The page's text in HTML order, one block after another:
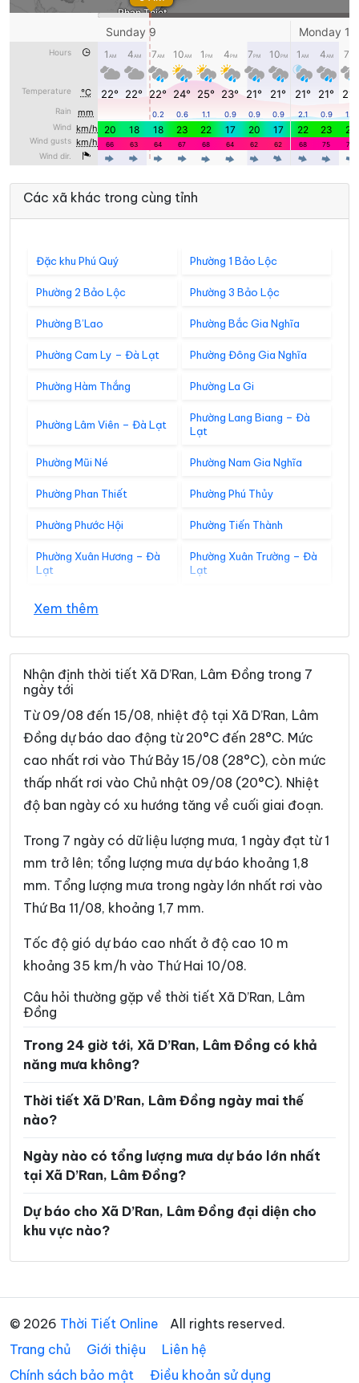
Các xã khác trong cùng tỉnh
Đặc khu Phú Quý Phường 1 Bảo Lộc
Phường 2 Bảo Lộc Phường 3 Bảo Lộc
Phường B’Lao Phường Bắc Gia Nghĩa
Phường Cam Ly – Đà Lạt Phường Đông Gia Nghĩa
Phường Hàm Thắng Phường La Gi
Phường Lâm Viên – Đà Lạt
Phường Lang Biang – Đà
Lạt
Phường Mũi Né Phường Nam Gia Nghĩa
Phường Phan Thiết Phường Phú Thủy
Phường Phước Hội Phường Tiến Thành
Phường Xuân Hương – Đà
Lạt
Phường Xuân Trường – Đà
Lạt
Xã Bắc Bình
Xã Bảo Lâm 4
Xã Bảo Lâm 5
Xã Cát Tiên Xã Cát Tiên 2
Xã Cát Tiên 3 Xã Cư Jút
Xã Đạ Huoai Xã Đạ Huoai 2
Xã Đạ Tẻh 2 Xã Đạ Tẻh 3
Xã Đắk Mil Xã Đắk Sắk
Xã Đắk song Xã Đắk Wil
Xã Đam Rông 1 Xã Đam Rông 2
Xã Đam Rông 3 Xã Đam Rông 4
Xã Di Linh
Xã Đinh Văn Lâm Hà Xã Đơn Dương
Xã Đông Giang
Xã Đức An Xã Đức Lập
Xã Gia Hiệp Xã Hàm Kiệm
Xã Hàm Liêm Xã Hàm Tân
Xã Hàm Thạnh
Xã Hàm Thuận Bắc Xã Hàm Thuận Nam
Xã Hòa Ninh Xã Hòa Thắng
Xã Ka Đô Xã Kiến Đức
Xem thêm
Nhận định thời tiết Xã D’Ran, Lâm Đồng trong 7
ngày tới
Từ 09/08 đến 15/08, nhiệt độ tại Xã D’Ran, Lâm
Đồng dự báo dao động từ 20°C đến 28°C. Mức
cao nhất rơi vào Thứ Bảy 15/08 (28°C), còn mức
thấp nhất rơi vào Chủ nhật 09/08 (20°C). Nhiệt
độ ban ngày có xu hướng tăng về cuối giai đoạn.
Trong 7 ngày có dữ liệu lượng mưa, 1 ngày đạt từ 1
mm trở lên; tổng lượng mưa dự báo khoảng 1,8
mm. Tổng lượng mưa trong ngày lớn nhất rơi vào
Thứ Ba 11/08, khoảng 1,7 mm.
Tốc độ gió dự báo cao nhất ở độ cao 10 m
khoảng 35 km/h vào Thứ Hai 10/08.
Câu hỏi thường gặp về thời tiết Xã D’Ran, Lâm
Đồng
Trong 24 giờ tới, Xã D’Ran, Lâm Đồng có khả
năng mưa không?
Thời tiết Xã D’Ran, Lâm Đồng ngày mai thế
nào?
Ngày nào có tổng lượng mưa dự báo lớn nhất
tại Xã D’Ran, Lâm Đồng?
Dự báo cho Xã D’Ran, Lâm Đồng đại diện cho
khu vực nào?
© 2026 Thời Tiết Online
All rights reserved.
Trang chủ
Giới thiệu
Liên hệ
Chính sách bảo mật
Điều khoản sử dụng